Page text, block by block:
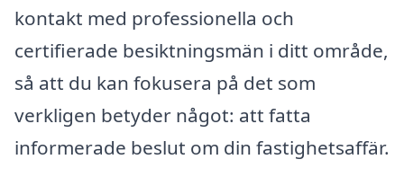
kontakt med professionella och
certifierade besiktningsmän i ditt område,
så att du kan fokusera på det som
verkligen betyder något: att fatta
informerade beslut om din fastighetsaffär.